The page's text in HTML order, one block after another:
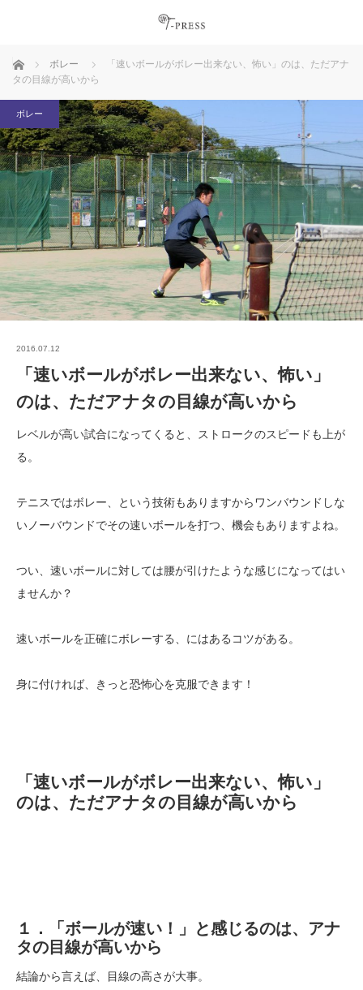
ホーム ボレー
「速いボールがボレー出来ない、怖い」のは、ただアナ
タの目線が高いから
ボレー
2016.07.12
「速いボールがボレー出来ない、怖い」
のは、ただアナタの目線が高いから
レベルが高い試合になってくると、ストロークのスピードも上が
る。
テニスではボレー、という技術もありますからワンバウンドしな
いノーバウンドでその速いボールを打つ、機会もありますよね。
つい、速いボールに対しては腰が引けたような感じになってはい
ませんか？
速いボールを正確にボレーする、にはあるコツがある。
身に付ければ、きっと恐怖心を克服できます！
「速いボールがボレー出来ない、怖い」
のは、ただアナタの目線が高いから
１．「ボールが速い！」と感じるのは、アナ
タの目線が高いから
結論から言えば、目線の高さが大事。